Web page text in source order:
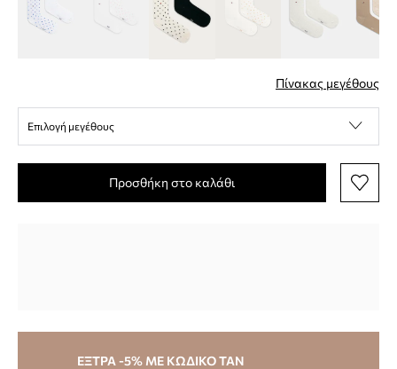
Πίνακας μεγέθους
Επιλογή μεγέθους
Προσθήκη στο καλάθι
ΕΞΤΡΑ -5% ΜΕ ΚΩΔΙΚΟ TAN